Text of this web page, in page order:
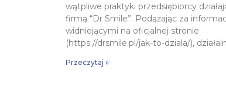
wątpliwe praktyki przedsiębiorcy
firmą “Dr Smile”. Podążając za
widniejącymi na oficjalnej stronie
(https://drsmile.pl/jak-to-dziala/),
Przeczytaj »